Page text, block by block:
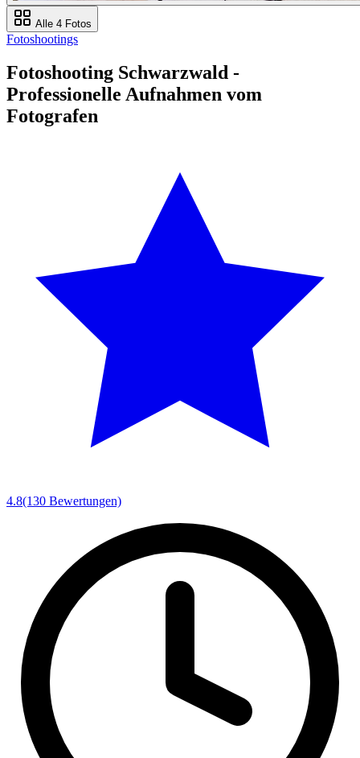
Alle 4 Fotos
Fotoshootings
Fotoshooting Schwarzwald -
Professionelle Aufnahmen vom
Fotografen
4.8(130 Bewertungen)